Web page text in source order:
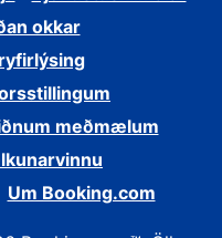
okkar
meðmælum
Um Booking.com